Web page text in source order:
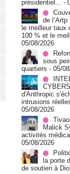
présidentiel... -
de
le meilleur taux
100 % et le
05/08/2026
sous
quartiers - 05/
d'Anthropic
intrusions
05/08/2026
Malick
activités
05/08/2026
la porte
de soutien à